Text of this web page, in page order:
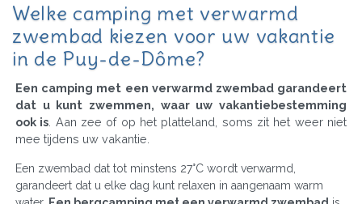
Welke camping met verwarmd
zwembad kiezen voor uw vakantie
in de Puy-de-Dôme?
Een camping met een verwarmd zwembad garandeert
dat u kunt zwemmen, waar uw vakantiebestemming
ook is . Aan zee of op het platteland, soms zit het weer niet
mee tijdens uw vakantie.
Een zwembad dat tot minstens 27°C wordt verwarmd,
garandeert dat u elke dag kunt relaxen in aangenaam warm